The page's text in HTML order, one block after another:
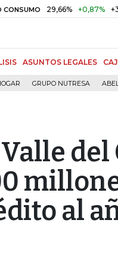
29,66% +0,87% +3,02%
ASUNTOS LEGALES
GRUPO NUTRESA
del
al